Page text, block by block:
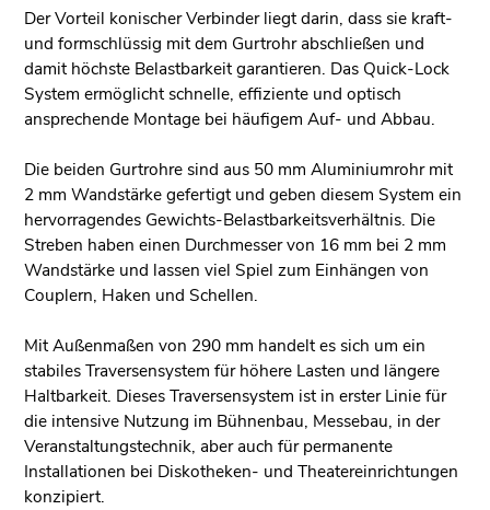
Der Vorteil konischer Verbinder liegt darin, dass sie kraft-
und formschlüssig mit dem Gurtrohr abschließen und
damit höchste Belastbarkeit garantieren. Das Quick-Lock
System ermöglicht schnelle, effiziente und optisch
ansprechende Montage bei häufigem Auf- und Abbau.
Die beiden Gurtrohre sind aus 50 mm Aluminiumrohr mit
2 mm Wandstärke gefertigt und geben diesem System ein
hervorragendes Gewichts-Belastbarkeitsverhältnis. Die
Streben haben einen Durchmesser von 16 mm bei 2 mm
Wandstärke und lassen viel Spiel zum Einhängen von
Couplern, Haken und Schellen.
Mit Außenmaßen von 290 mm handelt es sich um ein
stabiles Traversensystem für höhere Lasten und längere
Haltbarkeit. Dieses Traversensystem ist in erster Linie für
die intensive Nutzung im Bühnenbau, Messebau, in der
Veranstaltungstechnik, aber auch für permanente
Installationen bei Diskotheken- und Theatereinrichtungen
konzipiert.